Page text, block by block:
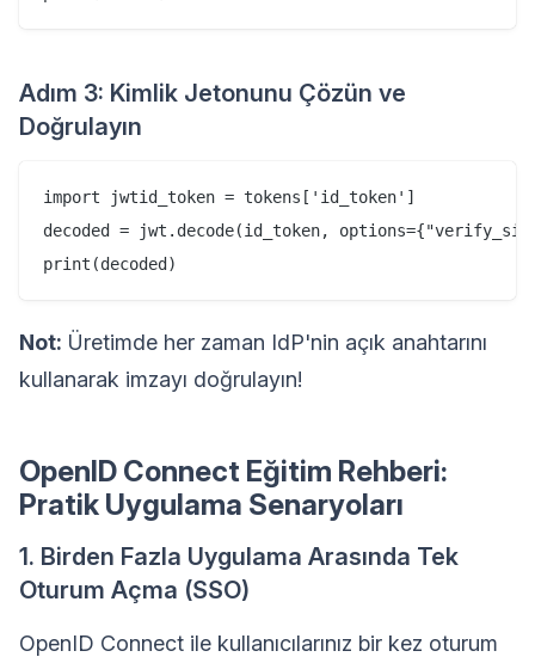
Adım 3: Kimlik Jetonunu Çözün ve
Doğrulayın
import jwtid_token = tokens['id_token']
decoded = jwt.decode(id_token,
Not: Üretimde her zaman IdP'nin açık anahtarını
kullanarak imzayı doğrulayın!
OpenID Connect Eğitim Rehberi:
Pratik Uygulama Senaryoları
1. Birden Fazla Uygulama Arasında Tek
Oturum Açma (SSO)
OpenID Connect ile kullanıcılarınız bir kez oturum